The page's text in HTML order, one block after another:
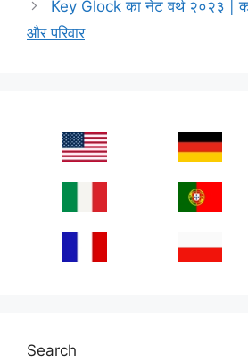
Key Glock का नेट वर्थ २०२३ |
और परिवार
Search